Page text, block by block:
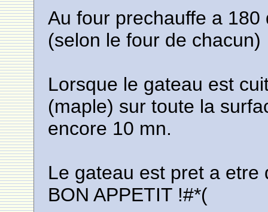
Au four prechauffe a
(selon le four de chacun)
Lorsque le gateau est
(maple) sur toute la
encore 10 mn.
Le gateau est pret a etre
BON APPETIT !#*(